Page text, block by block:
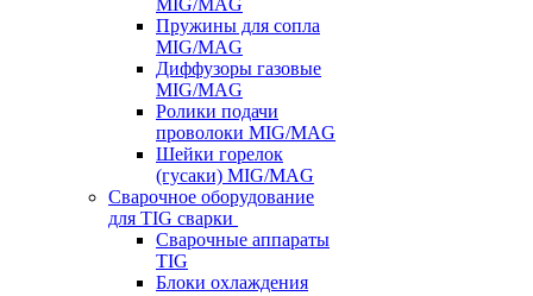
MIG/MAG
Пружины для сопла
MIG/MAG
Диффузоры газовые
MIG/MAG
Ролики подачи
проволоки MIG/MAG
Шейки горелок
(гусаки) MIG/MAG
Сварочное оборудование
для TIG сварки
Сварочные аппараты
TIG
Блоки охлаждения